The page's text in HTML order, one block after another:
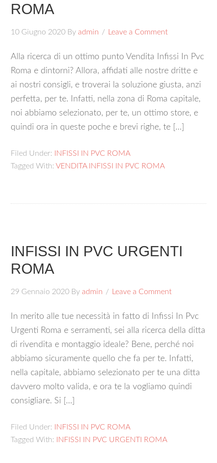
ROMA
10 Giugno 2020 Byadmin Leave a Comment
Alla ricerca di un ottimo punto Vendita Infissi In Pvc
Roma e dintorni? Allora, affidati alle nostre dritte e
ai nostri consigli, e troverai la soluzione giusta, anzi
perfetta, per te. Infatti, nella zona di Roma capitale,
noi abbiamo selezionato, per te, un ottimo store, e
quindi ora in queste poche e brevi righe, te […]
Filed Under:
INFISSI IN PVC ROMA
Tagged With:VENDITA INFISSI IN PVC ROMA
INFISSI IN PVC URGENTI
ROMA
29 Gennaio 2020 Byadmin Leave a Comment
In merito alle tue necessità in fatto di Infissi In Pvc
Urgenti Roma e serramenti, sei alla ricerca della ditta
di rivendita e montaggio ideale? Bene, perché noi
abbiamo sicuramente quello che fa per te. Infatti,
nella capitale, abbiamo selezionato per te una ditta
davvero molto valida, e ora te la vogliamo quindi
consigliare. Si […]
Filed Under:
INFISSI IN PVC ROMA
Tagged With:
INFISSI IN PVC URGENTI ROMA